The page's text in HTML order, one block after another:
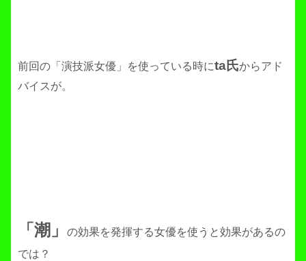
前回の「演技派女優」を使っている時にta氏からアド
バイスが。
「潮」
の効果を発揮する女優を使うと効果があるの
では？